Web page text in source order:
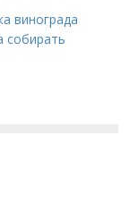
винограда
собирать